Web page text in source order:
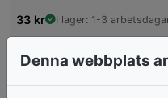
33 kr I lager: 1-3
Silk Clay®
1 Burk, 40 G, Blå
Denna webbplats